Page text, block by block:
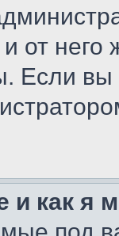
от него
Если
и как я